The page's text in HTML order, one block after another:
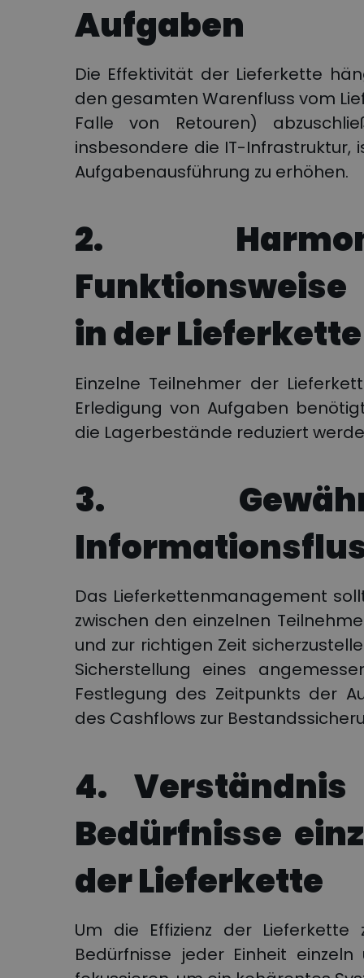
Aufgaben
Die Effektivität der Lieferkette
den gesamten Warenfluss vom
Falle von Retouren)
insbesondere die IT-Infrastruktur,
Aufgabenausführung zu erhöhen.
2.
in der Lieferkette
Einzelne Teilnehmer der
Erledigung von Aufgaben
die Lagerbestände reduziert
3.
Das Lieferkettenmanagement
zwischen den einzelnen
und zur richtigen Zeit
Sicherstellung eines
Festlegung des Zeitpunkts der
des Cashflows zur
4.
Bedürfnisse
der Lieferkette
Um die Effizienz der
Bedürfnisse jeder Einheit